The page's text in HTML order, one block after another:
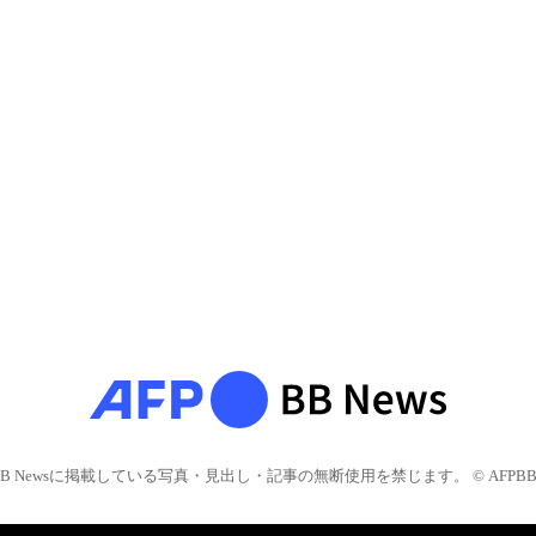
Newsに掲載している写真・見出し・記事の無断使用を禁じます。 © AFPBB